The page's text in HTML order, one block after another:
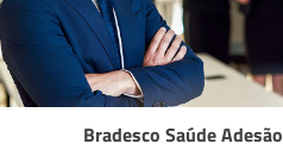
Bradesco Saúde Adesão